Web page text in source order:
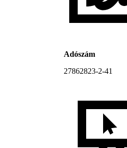
Adószám
27862823-2-41